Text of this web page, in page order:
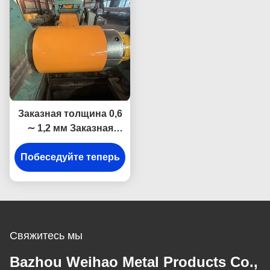
Заказная толщина 0,6
∼ 1,2 мм Заказная
покрытая по цвету
оцинкованная катушка
PPGI для облицовки
Побеседуйте теперь
Свяжитесь мы
Bazhou Weihao Metal Products Co.,